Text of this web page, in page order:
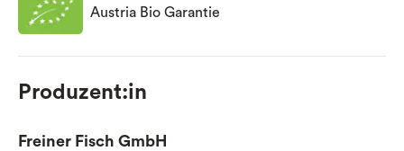
Austria Bio Garantie
Produzent:in
Freiner Fisch GmbH